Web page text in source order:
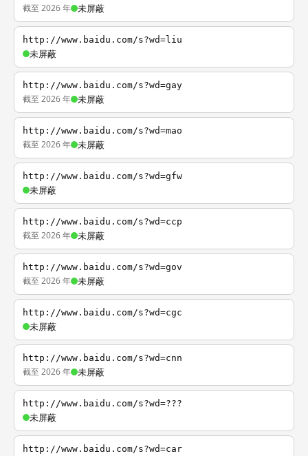
截至 2026 年 未屏蔽
http://www.baidu.com/s?wd=liu
未屏蔽
http://www.baidu.com/s?wd=gay
截至 2026 年 未屏蔽
http://www.baidu.com/s?wd=mao
截至 2026 年 未屏蔽
http://www.baidu.com/s?wd=gfw
未屏蔽
http://www.baidu.com/s?wd=ccp
截至 2026 年 未屏蔽
http://www.baidu.com/s?wd=gov
截至 2026 年 未屏蔽
http://www.baidu.com/s?wd=cgc
未屏蔽
http://www.baidu.com/s?wd=cnn
截至 2026 年 未屏蔽
http://www.baidu.com/s?wd=???
未屏蔽
http://www.baidu.com/s?wd=car